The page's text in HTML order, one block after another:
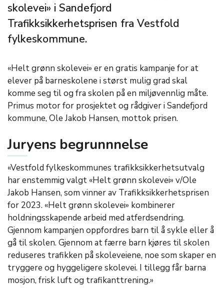
skolevei» i Sandefjord
Trafikksikkerhetsprisen fra Vestfold
fylkeskommune.
«Helt grønn skolevei» er en gratis kampanje for at
elever på barneskolene i størst mulig grad skal
komme seg til og fra skolen på en miljøvennlig måte.
Primus motor for prosjektet og rådgiver i Sandefjord
kommune, Ole Jakob Hansen, mottok prisen.
Juryens begrunnnelse
«Vestfold fylkeskommunes trafikksikkerhetsutvalg
har enstemmig valgt «Helt grønn skolevei» v/Ole
Jakob Hansen, som vinner av Trafikksikkerhetsprisen
for 2023. «Helt grønn skolevei» kombinerer
holdningsskapende arbeid med atferdsendring.
Gjennom kampanjen oppfordres barn til å sykle eller å
gå til skolen. Gjennom at færre barn kjøres til skolen
reduseres trafikken på skoleveiene, noe som skaper en
tryggere og hyggeligere skolevei. I tillegg får barna
mosjon, frisk luft og trafikanttrening.»